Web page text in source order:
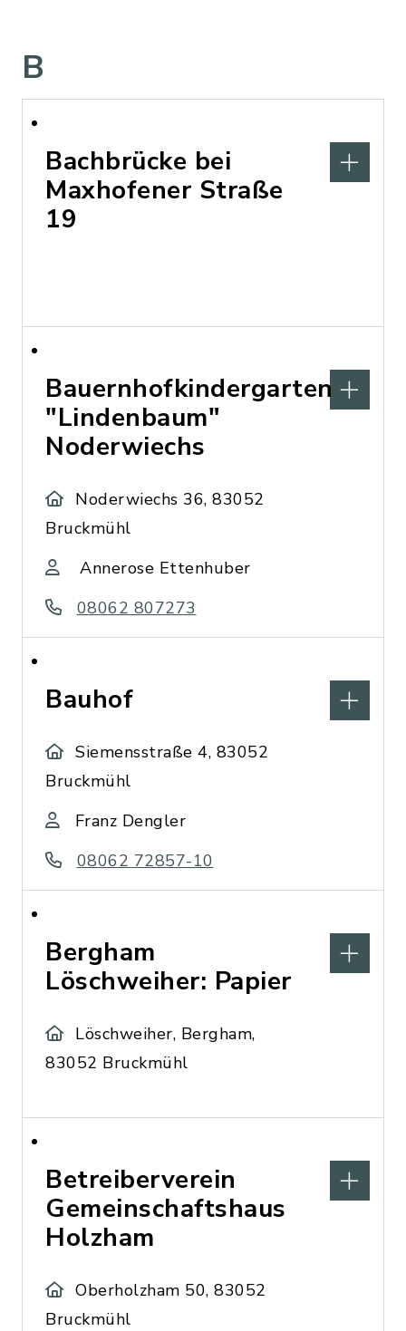
B
Bachbrücke bei
Maxhofener Straße
19
Bauernhofkindergarten
"Lindenbaum"
Noderwiechs
Noderwiechs 36, 83052
Bruckmühl
Annerose Ettenhuber
08062 807273
Bauhof
Siemensstraße 4, 83052
Bruckmühl
Franz Dengler
08062 72857-10
Bergham
Löschweiher: Papier
Löschweiher, Bergham,
83052 Bruckmühl
Betreiberverein
Gemeinschaftshaus
Holzham
Oberholzham 50, 83052
Bruckmühl